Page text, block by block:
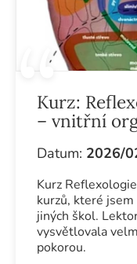
Kurz:
– vnitřní
Datum: 2026/
Kurz
kurzů, které
jiných škol.
vysvětlovala
pokorou.